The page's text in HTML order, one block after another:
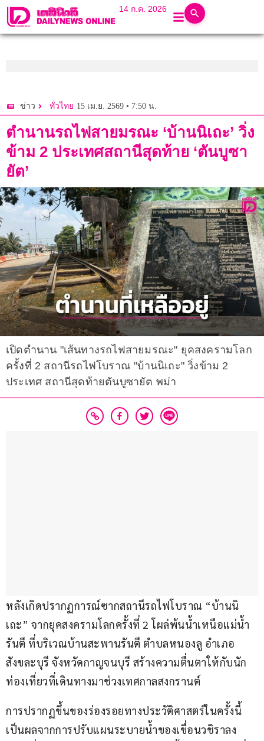
14 ก.ค. 2026
ข่าว ทั่วไทย 15 เม.ย. 2569 • 7:50 น.
ตำนานรถไฟสายมรณะ ‘บ้านนิเถะ’ วิ่ง
ข้าม 2 ประเทศสถานีสุดท้าย ‘ตันบูซา
ยัต’
เปิดตำนาน "เส้นทางรถไฟสายมรณะ" ยุคสงครามโลก
ครั้งที่ 2 สถานีรถไฟโบราณ "บ้านนิเถะ" วิ่งข้าม 2
ประเทศ สถานีสุดท้ายตันบูซายัต พม่า
หลังเกิดปรากฏการณ์ซากสถานีรถไฟโบราณ “บ้านนิ
เถะ” จากยุคสงครามโลกครั้งที่ 2 โผล่พ้นน้ำเหนือแม่น้ำ
รันตี ที่บริเวณบ้านสะพานรันตี ตำบลหนองลู อำเภอ
สังขละบุรี จังหวัดกาญจนบุรี สร้างความตื่นตาให้กับนัก
ท่องเที่ยวที่เดินทางมาช่วงเทศกาลสงกรานต์
การปรากฏขึ้นของร่องรอยทางประวัติศาสตร์ในครั้งนี้
เป็นผลจากการปรับแผนระบายน้ำของเขื่อนวชิราลง